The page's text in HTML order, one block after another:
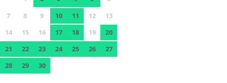
7
8 9 10 11 12
13
14
15 16 17 18 19
20
21
22 23 24 25 26
27
28
29 30